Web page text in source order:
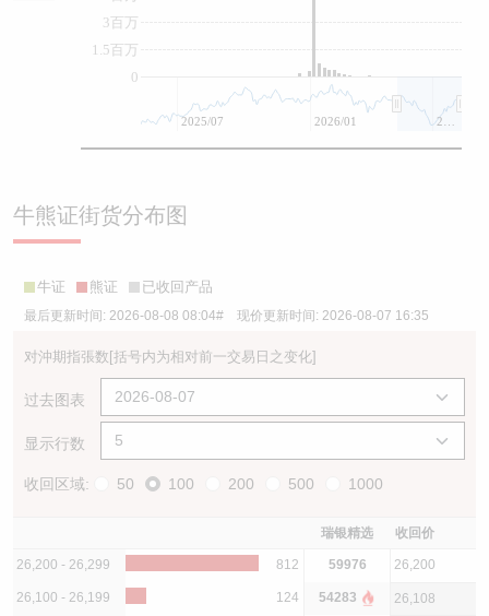
0
1.5百万
3百万
2025/07 2026/01
牛熊证街货分布图
牛证 熊证 已收回产品
最后更新时间: 2026-08-08 08:04# 现价更新时间: 2026-08-07 16:35
对沖期指張数[括号内为相对前一交易日之变化]
过去图表
显示行数
收回区域: 50 100 200 500 1000
瑞银精选 收回价
26,200 - 26,299 812 59976 26,200
26,100 - 26,199 124 54283 26,108